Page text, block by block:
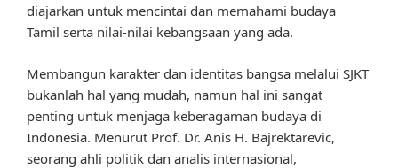
diajarkan untuk mencintai dan memahami budaya
Tamil serta nilai-nilai kebangsaan yang ada.
Membangun karakter dan identitas bangsa melalui SJKT
bukanlah hal yang mudah, namun hal ini sangat
penting untuk menjaga keberagaman budaya di
Indonesia. Menurut Prof. Dr. Anis H. Bajrektarevic,
seorang ahli politik dan analis internasional,